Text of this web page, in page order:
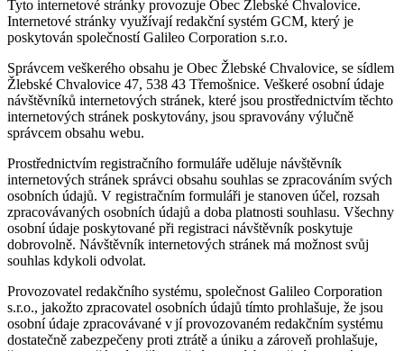
Tyto internetové stránky provozuje Obec Žlebské Chvalovice.
Internetové stránky využívají redakční systém GCM, který je
poskytován společností Galileo Corporation s.r.o.
Správcem veškerého obsahu je Obec Žlebské Chvalovice, se sídlem
Žlebské Chvalovice 47, 538 43 Třemošnice. Veškeré osobní údaje
návštěvníků internetových stránek, které jsou prostřednictvím těchto
internetových stránek poskytovány, jsou spravovány výlučně
správcem obsahu webu.
Prostřednictvím registračního formuláře uděluje návštěvník
internetových stránek správci obsahu souhlas se zpracováním svých
osobních údajů. V registračním formuláři je stanoven účel, rozsah
zpracovávaných osobních údajů a doba platnosti souhlasu. Všechny
osobní údaje poskytované při registraci návštěvník poskytuje
dobrovolně. Návštěvník internetových stránek má možnost svůj
souhlas kdykoli odvolat.
Provozovatel redakčního systému, společnost Galileo Corporation
s.r.o., jakožto zpracovatel osobních údajů tímto prohlašuje, že jsou
osobní údaje zpracovávané v jí provozovaném redakčním systému
dostatečně zabezpečeny proti ztrátě a úniku a zároveň prohlašuje,